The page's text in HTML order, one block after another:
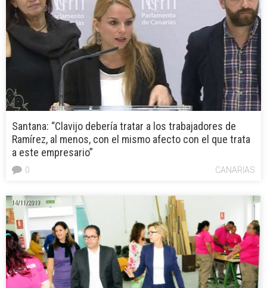
Santana: “Clavijo debería tratar a los trabajadores de
Ramírez, al menos, con el mismo afecto con el que trata
a este empresario”
CANARIAS
0
14/11/2019